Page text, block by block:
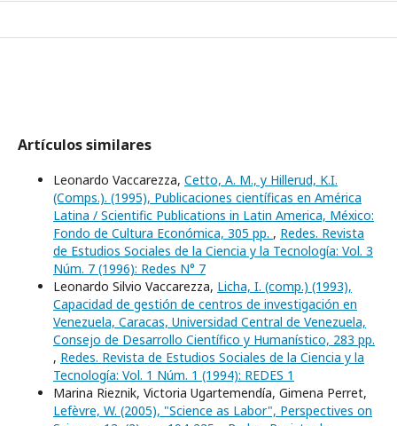
Artículos similares
Leonardo Vaccarezza, Cetto, A. M., y Hillerud, K.I.
(Comps.). (1995), Publicaciones científicas en América
Latina / Scientific Publications in Latin America, México:
Fondo de Cultura Económica, 305 pp. , Redes. Revista
de Estudios Sociales de la Ciencia y la Tecnología: Vol. 3
Núm. 7 (1996): Redes N° 7
Leonardo Silvio Vaccarezza, Licha, I. (comp.) (1993),
Capacidad de gestión de centros de investigación en
Venezuela, Caracas, Universidad Central de Venezuela,
Consejo de Desarrollo Científico y Humanístico, 283 pp.
, Redes. Revista de Estudios Sociales de la Ciencia y la
Tecnología: Vol. 1 Núm. 1 (1994): REDES 1
Marina Rieznik, Victoria Ugartemendía, Gimena Perret,
Lefèvre, W. (2005), "Science as Labor", Perspectives on